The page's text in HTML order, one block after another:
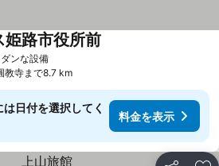
ンな設備
姫路市役所前
教寺まで8.7 km
日付を選択してく
料金を表示